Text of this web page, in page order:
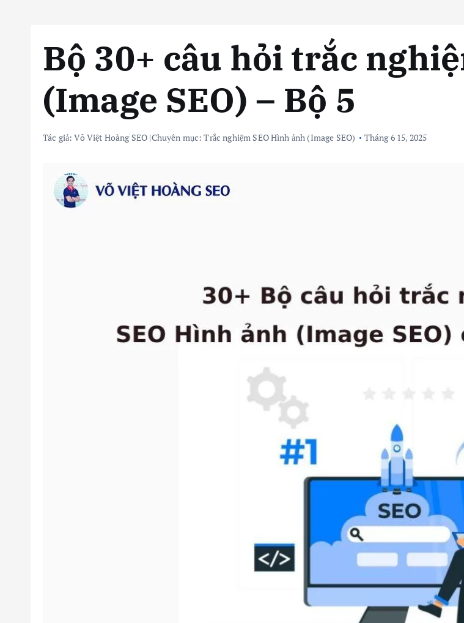
Bộ 30+ câu hỏi trắc
(Image SEO) – Bộ 5
Tác giả:Võ Việt Hoàng SEO |Chuyên mục:Trắc nghiệm SEO Hình ảnh (Image SEO) Tháng 6 15, 2025